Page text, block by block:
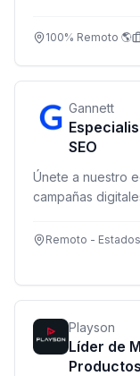
sostenible.
100% Remoto 🌎
Gannett
SEO
Únete a nuestro
campañas
autonomía y
Remoto -
Playson
Líder de